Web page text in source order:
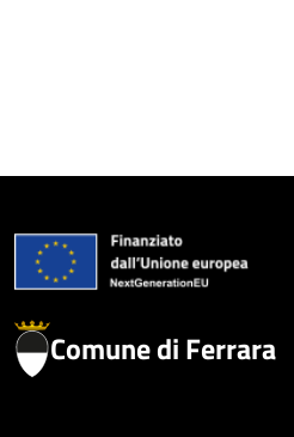
Comune di Ferrara